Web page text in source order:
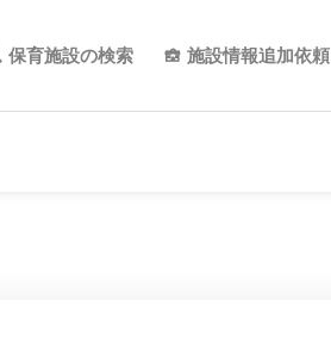
保育施設の検索 施設情報追加依頼